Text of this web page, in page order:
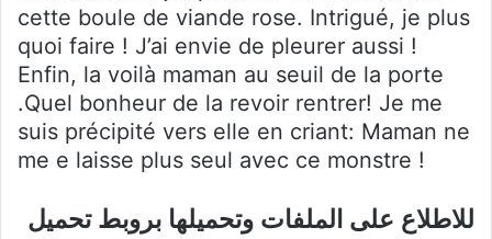
cette boule de viande rose. Intrigué, je plus
quoi faire ! J’ai envie de pleurer aussi !
Enfin, la voilà maman au seuil de la porte
.Quel bonheur de la revoir rentrer! Je me
suis précipité vers elle en criant: Maman ne
me e laisse plus seul avec ce monstre !
للاطلاع على الملفات وتحميلها بروبط تحميل